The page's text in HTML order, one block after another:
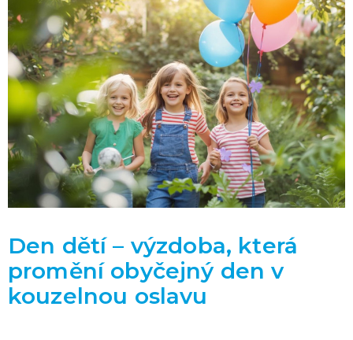
Den dětí – výzdoba, která
promění obyčejný den v
kouzelnou oslavu